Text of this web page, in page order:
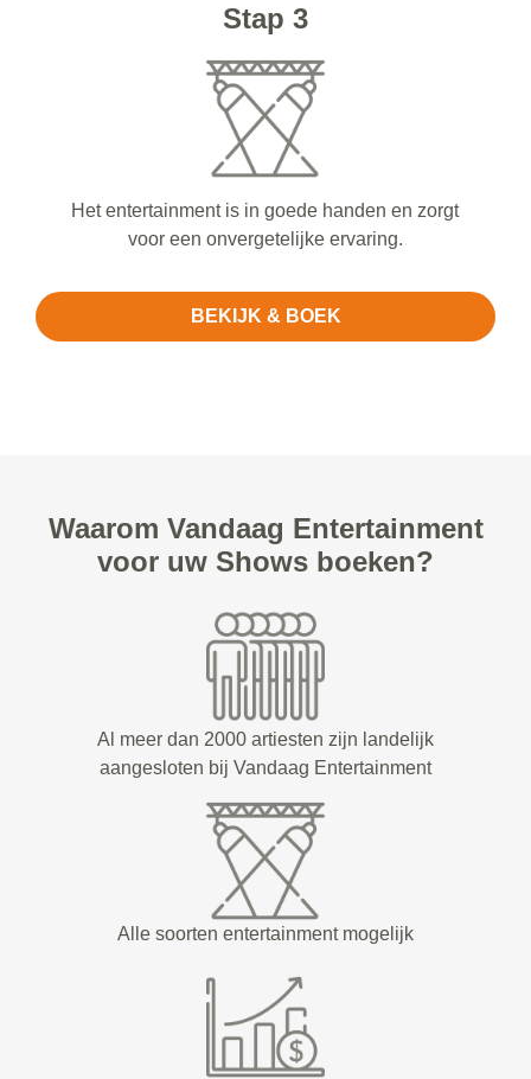
Stap 3
Het entertainment is in goede handen en zorgt
voor een onvergetelijke ervaring.
BEKIJK & BOEK
Waarom Vandaag Entertainment
voor uw Shows boeken?
Al meer dan 2000 artiesten zijn landelijk
aangesloten bij Vandaag Entertainment
Alle soorten entertainment mogelijk